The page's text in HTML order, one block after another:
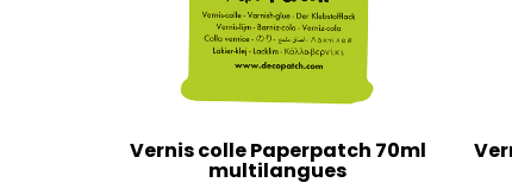
Vernis colle Paperpatch 70ml
multilangues